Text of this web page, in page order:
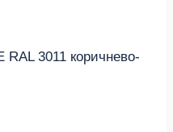
3011 коричнево-